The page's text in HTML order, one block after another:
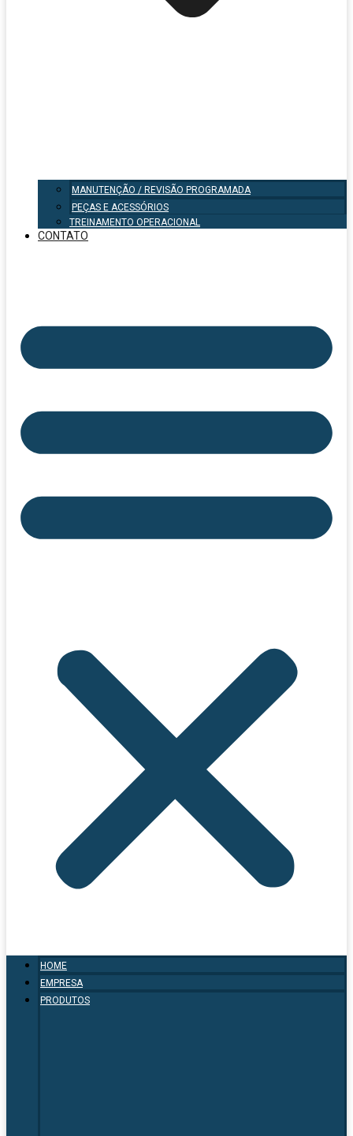
MANUTENÇÃO / REVISÃO PROGRAMADA
PEÇAS E ACESSÓRIOS
TREINAMENTO OPERACIONAL
CONTATO
HOME
EMPRESA
PRODUTOS